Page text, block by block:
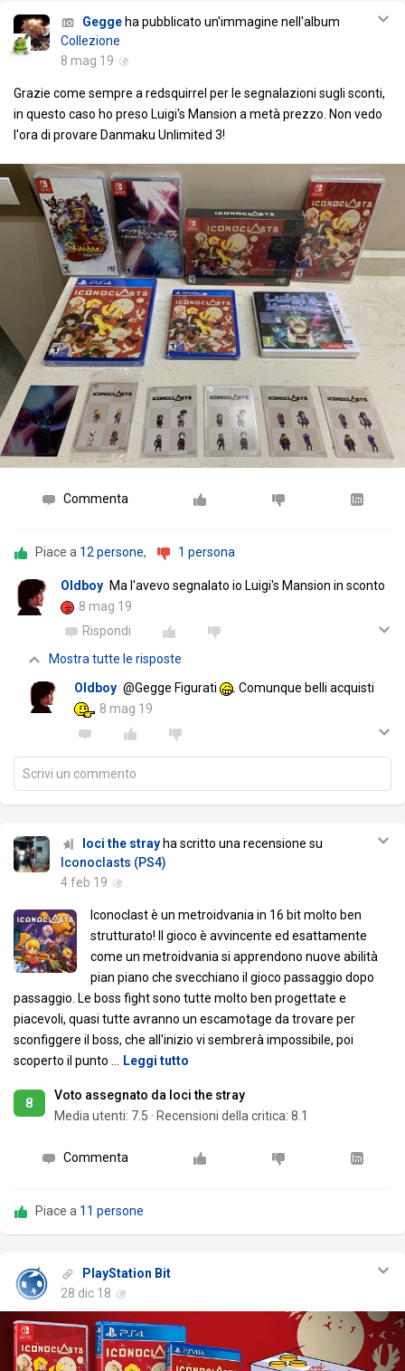
Gegge ha pubblicato un'immagine nell'album
Collezione
8 mag 19
Grazie come sempre a redsquirrel per le segnalazioni sugli sconti,
in questo caso ho preso Luigi's Mansion a metà prezzo. Non vedo
l'ora di provare Danmaku Unlimited 3!
Commenta
Piace a 12 persone, 1 persona
Oldboy Ma l'avevo segnalato io Luigi's Mansion in sconto
8 mag 19
Rispondi
Mostra tutte le risposte
Oldboy @Gegge Figurati
. Comunque belli acquisti
8 mag 19
Scrivi un commento
loci the stray ha scritto una recensione su
Iconoclasts (PS4)
4 feb 19
Iconoclast è un metroidvania in 16 bit molto ben
strutturato! Il gioco è avvincente ed esattamente
come un metroidvania si apprendono nuove abilità
pian piano che svecchiano il gioco passaggio dopo
passaggio. Le boss fight sono tutte molto ben progettate e
piacevoli, quasi tutte avranno un escamotage da trovare per
sconfiggere il boss, che all'inizio vi sembrerà impossibile, poi
scoperto il punto … Leggi tutto
8
Voto assegnato da loci the stray
Media utenti: 7.5 · Recensioni della critica: 8.1
Commenta
Piace a 11 persone
PlayStation Bit
28 dic 18